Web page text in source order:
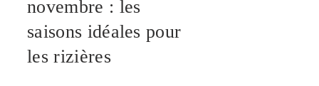
novembre : les
saisons idéales pour
les rizières